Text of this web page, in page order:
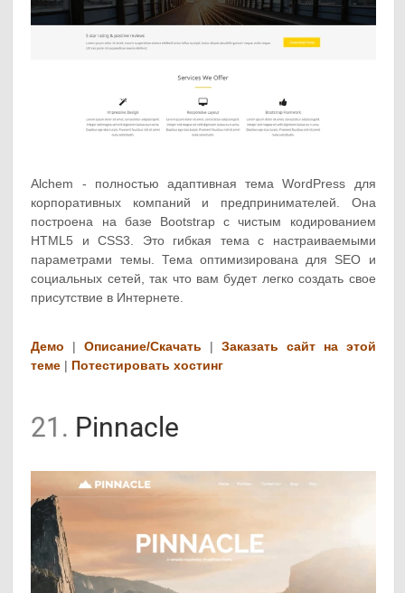
Alchem - полностью адаптивная тема WordPress для
корпоративных компаний и предпринимателей. Она
построена на базе Bootstrap с чистым кодированием
HTML5 и CSS3. Это гибкая тема с настраиваемыми
параметрами темы. Тема оптимизирована для SEO и
социальных сетей, так что вам будет легко создать свое
присутствие в Интернете.
Демо |Описание/Скачать | Заказать сайт на этой
теме | Потестировать хостинг
21. Pinnacle